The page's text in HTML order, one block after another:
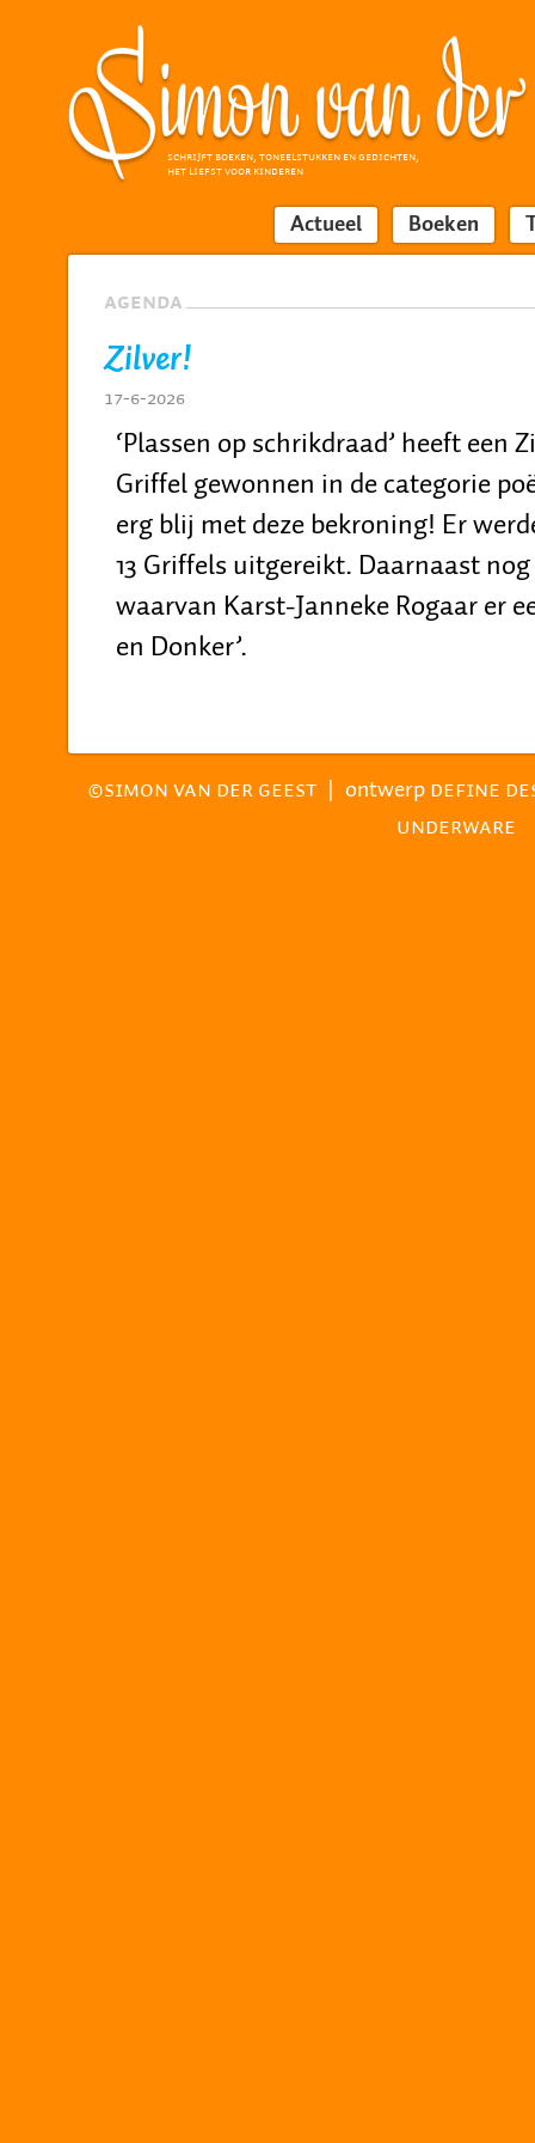
SCHRIJFT BOEKEN, TONEELSTUKKEN EN GEDICHTEN,
HET LIEFST VOOR KINDEREN
Actueel Boeken
AGENDA
Zilver!
17-6-2026
‘Plassen op schrikdraad’ heeft een
Griffel gewonnen in de categorie
erg blij met deze bekroning! Er
13 Griffels uitgereikt. Daarnaast
waarvan Karst-Janneke Rogaar er
en Donker’.
©SIMON VAN DER GEEST | ontwerp DEFINE
UNDERWARE